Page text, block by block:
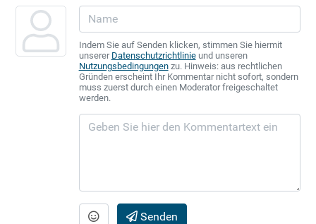
Indem Sie auf Senden klicken, stimmen Sie hiermit
unserer Datenschutzrichtlinieund unseren
Nutzungsbedingungenzu. Hinweis: aus rechtlichen
Gründen erscheint Ihr Kommentar nicht sofort, sondern
muss zuerst durch einen Moderator freigeschaltet
werden.
Senden